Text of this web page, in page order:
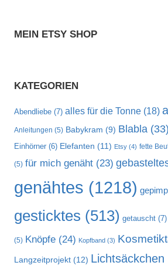
MEIN ETSY SHOP
KATEGORIEN
Abendliebe (7) alles für die Tonne (18)
Anleitungen (5) Babykram (9) Blabla (33)
Einhörner (6) Elefanten (11) Etsy (4) fette
(5) für mich genäht (23)
genähtes (1218)
gesticktes (513) getauscht (7)
(5) Knöpfe (24) Kopfband (3)
Langzeitprojekt (12) Lichtsäckchen